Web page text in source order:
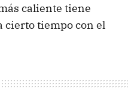
caliente tiene
cierto tiempo con el